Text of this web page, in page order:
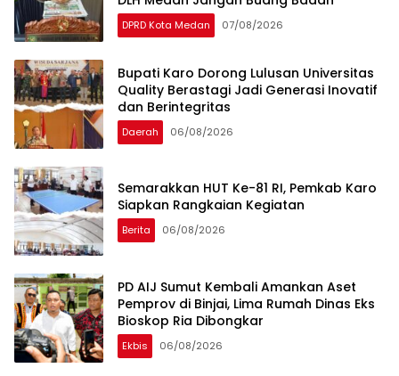
DPRD Kota Medan 07/08/2026
Bupati Karo Dorong Lulusan Universitas
Quality Berastagi Jadi Generasi Inovatif
dan Berintegritas
Daerah 06/08/2026
Semarakkan HUT Ke-81 RI, Pemkab Karo
Siapkan Rangkaian Kegiatan
Berita 06/08/2026
PD AIJ Sumut Kembali Amankan Aset
Pemprov di Binjai, Lima Rumah Dinas Eks
Bioskop Ria Dibongkar
Ekbis 06/08/2026